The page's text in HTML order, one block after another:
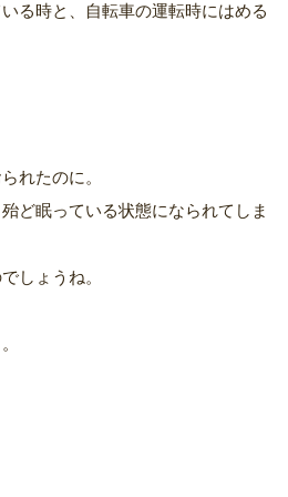
る時と、自転車の運転時にはめる
れたのに。
ど眠っている状態になられてしま
しょうね。